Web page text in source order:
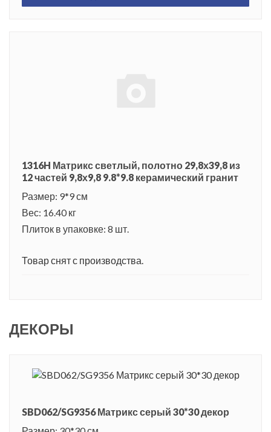
1316H Матрикс светлый, полотно 29,8х39,8 из
12 частей 9,8х9,8 9.8*9.8 керамический гранит
Размер: 9*9 см
Вес: 16.40 кг
Плиток в упаковке: 8 шт.
Товар снят с производства.
ДЕКОРЫ
SBD062/SG9356 Матрикс серый 30*30 декор